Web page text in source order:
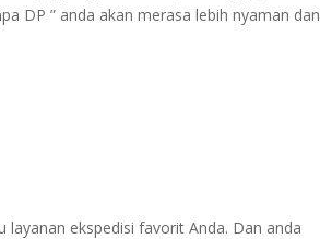
DP ” anda akan merasa lebih nyaman dan
ekspedisi favorit Anda. Dan anda